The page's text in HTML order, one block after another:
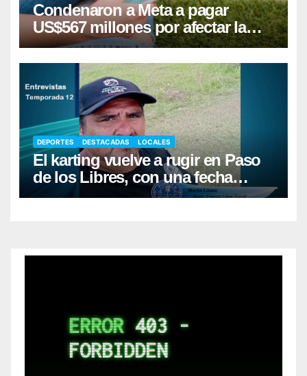
Condenaron a Meta a pagar
US$567 millones por afectar la
salud mental de niños
DEPORTES DESTACADAS LOCALES
El karting vuelve a rugir en Paso
de los Libres, con una fecha
récord de pilotos